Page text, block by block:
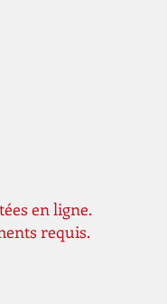
en ligne.
requis.